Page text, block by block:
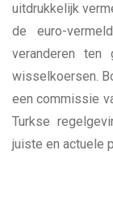
uitdrukkelijk
de euro-
veranderen
wisselkoersen.
een commissie
Turkse
juiste en actuele